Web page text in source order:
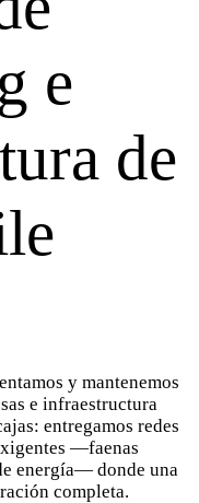
e
de
y mantenemos
e infraestructura
entregamos redes
—faenas
energía— donde una
completa.